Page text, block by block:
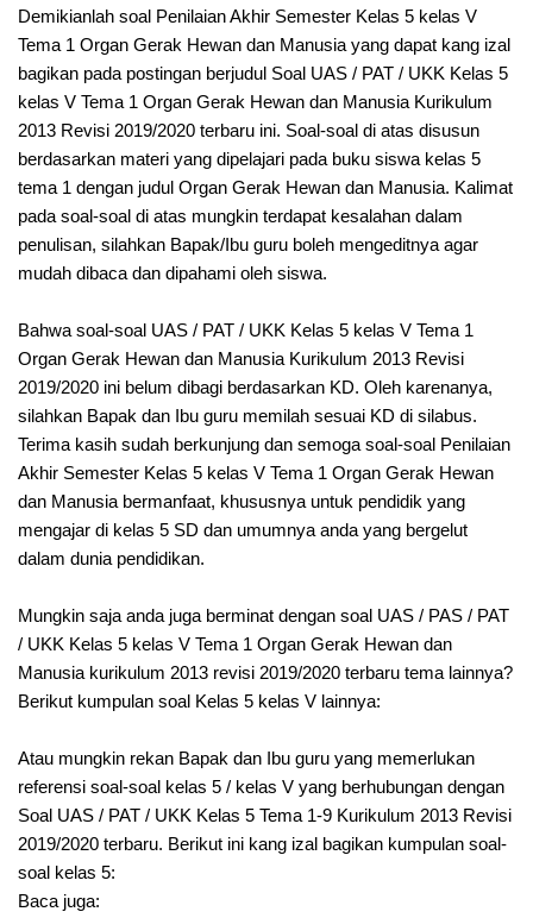
Demikianlah soal Penilaian Akhir Semester Kelas 5 kelas V
Tema 1 Organ Gerak Hewan dan Manusia yang dapat kang izal
bagikan pada postingan berjudul Soal UAS / PAT / UKK Kelas 5
kelas V Tema 1 Organ Gerak Hewan dan Manusia Kurikulum
2013 Revisi 2019/2020 terbaru ini. Soal-soal di atas disusun
berdasarkan materi yang dipelajari pada buku siswa kelas 5
tema 1 dengan judul Organ Gerak Hewan dan Manusia. Kalimat
pada soal-soal di atas mungkin terdapat kesalahan dalam
penulisan, silahkan Bapak/Ibu guru boleh mengeditnya agar
mudah dibaca dan dipahami oleh siswa.
Bahwa soal-soal UAS / PAT / UKK Kelas 5 kelas V Tema 1
Organ Gerak Hewan dan Manusia Kurikulum 2013 Revisi
2019/2020 ini belum dibagi berdasarkan KD. Oleh karenanya,
silahkan Bapak dan Ibu guru memilah sesuai KD di silabus.
Terima kasih sudah berkunjung dan semoga soal-soal Penilaian
Akhir Semester Kelas 5 kelas V Tema 1 Organ Gerak Hewan
dan Manusia bermanfaat, khususnya untuk pendidik yang
mengajar di kelas 5 SD dan umumnya anda yang bergelut
dalam dunia pendidikan.
Mungkin saja anda juga berminat dengan soal UAS / PAS / PAT
/ UKK Kelas 5 kelas V Tema 1 Organ Gerak Hewan dan
Manusia kurikulum 2013 revisi 2019/2020 terbaru tema lainnya?
Berikut kumpulan soal Kelas 5 kelas V lainnya:
Atau mungkin rekan Bapak dan Ibu guru yang memerlukan
referensi soal-soal kelas 5 / kelas V yang berhubungan dengan
Soal UAS / PAT / UKK Kelas 5 Tema 1-9 Kurikulum 2013 Revisi
2019/2020 terbaru. Berikut ini kang izal bagikan kumpulan soal-
soal kelas 5:
Baca juga: